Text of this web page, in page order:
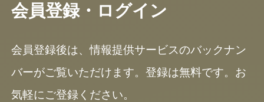
会員登録・ログイン
会員登録後は、情報提供サービスのバックナン
バーがご覧いただけます。登録は無料です。お
気軽にご登録ください。